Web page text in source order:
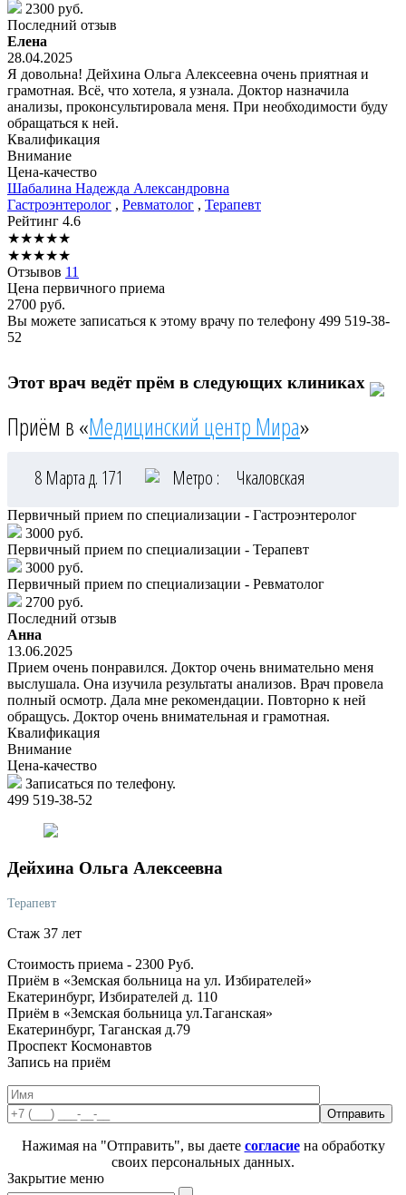
2300 руб.
Последний отзыв
Елена
28.04.2025
Я довольна! Дейхина Ольга Алексеевна очень приятная и
грамотная. Всё, что хотела, я узнала. Доктор назначила
анализы, проконсультировала меня. При необходимости буду
обращаться к ней.
Квалификация
Внимание
Цена-качество
Шабалина Надежда Александровна
Гастроэнтеролог , Ревматолог , Терапевт
Рейтинг 4.6
★★★★★
★★★★★
Отзывов 11
Цена первичного приема
2700 руб.
Вы можете записаться к этому врачу по телефону 499 519-38-
52
Этот врач ведёт прём в следующих клиниках
Приём в «Медицинский центр Мира»
8 Марта д. 171 Метро : Чкаловская
Первичный прием по специализации - Гастроэнтеролог
3000 руб.
Первичный прием по специализации - Терапевт
3000 руб.
Первичный прием по специализации - Ревматолог
2700 руб.
Последний отзыв
Анна
13.06.2025
Прием очень понравился. Доктор очень внимательно меня
выслушала. Она изучила результаты анализов. Врач провела
полный осмотр. Дала мне рекомендации. Повторно к ней
обращусь. Доктор очень внимательная и грамотная.
Квалификация
Внимание
Цена-качество
Записаться по телефону.
499 519-38-52
Дейхина Ольга Алексеевна
Терапевт
Стаж 37 лет
Стоимость приема - 2300 Руб.
Приём в «Земская больница на ул. Избирателей»
Екатеринбург, Избирателей д. 110
Приём в «Земская больница ул.Таганская»
Екатеринбург, Таганская д.79
Проспект Космонавтов
Запись на приём
Нажимая на "Отправить", вы даете согласиена обработку
своих персональных данных.
Закрытие меню